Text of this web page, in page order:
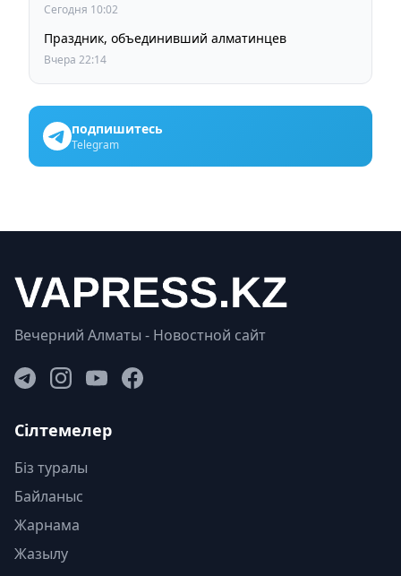
Сегодня 10:02
Праздник, объединивший алматинцев
Вчера 22:14
подпишитесь
Telegram
Вечерний Алматы - Новостной сайт
Сілтемелер
Біз туралы
Байланыс
Жарнама
Жазылу